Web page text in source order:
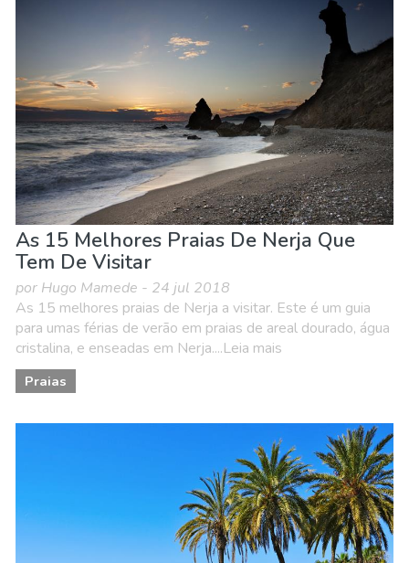
As 15 Melhores Praias De Nerja Que
Tem De Visitar
por Hugo Mamede - 24 jul 2018
As 15 melhores praias de Nerja a visitar. Este é um guia
para umas férias de verão em praias de areal dourado, água
cristalina, e enseadas em Nerja....Leia mais
Praias